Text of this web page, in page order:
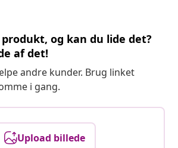
og kan du lide det?
af det!
andre kunder. Brug linket
i gang.
Upload billede